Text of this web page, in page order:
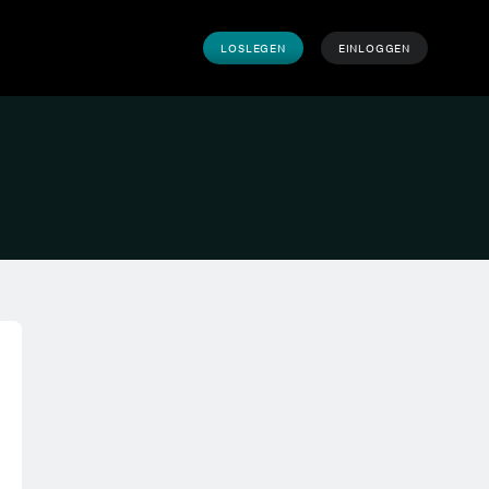
LOSLEGEN EINLOGGEN